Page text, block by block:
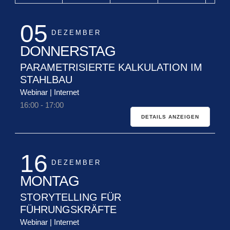
05 DEZEMBER
DONNERSTAG
PARAMETRISIERTE KALKULATION IM
STAHLBAU
Webinar | Internet
16:00 - 17:00
DETAILS ANZEIGEN
16 DEZEMBER
MONTAG
STORYTELLING FÜR
FÜHRUNGSKRÄFTE
Webinar | Internet